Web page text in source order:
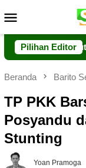
ke
Mobile
Pilihan Editor
Beranda Barito
TP PKK
Posyandu
Stunting
Yoan Pramoga